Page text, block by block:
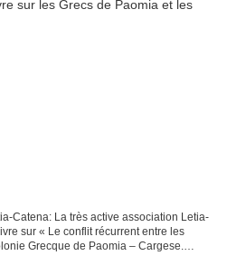
Catena: La très active association Letia-
sur « Le conflit récurrent entre les
Grecque de Paomia – Cargese.